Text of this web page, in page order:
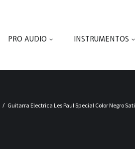
PRO AUDIO INSTRUMENTOS
Guitarra Electrica Les Paul Special Color Negro